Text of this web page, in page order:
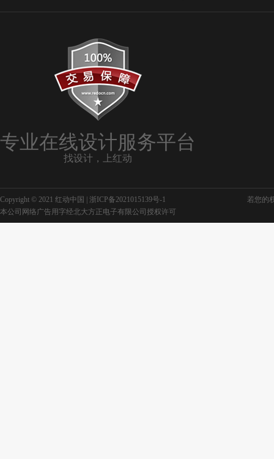
专业在线设计服务平台
找设计，上红动
Copyright © 2021 红动中国 | 浙ICP备2021015139号-1
若您的
本公司网络广告用字经北大方正电子有限公司授权许可